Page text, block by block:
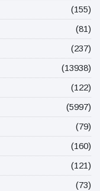
(155)
(81)
(237)
(13938)
(122)
(5997)
(79)
(160)
(121)
(73)